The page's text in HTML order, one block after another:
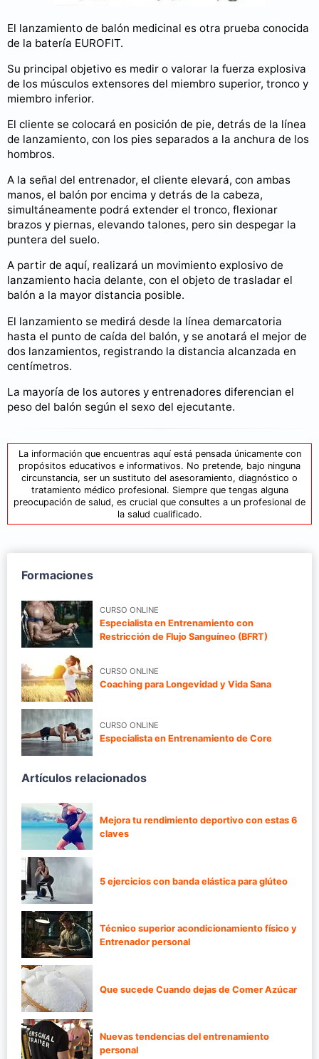
El lanzamiento de balón medicinal es otra prueba conocida
de la batería EUROFIT.
Su principal objetivo es medir o valorar la fuerza explosiva
de los músculos extensores del miembro superior, tronco y
miembro inferior.
El cliente se colocará en posición de pie, detrás de la línea
de lanzamiento, con los pies separados a la anchura de los
hombros.
A la señal del entrenador, el cliente elevará, con ambas
manos, el balón por encima y detrás de la cabeza,
simultáneamente podrá extender el tronco, flexionar
brazos y piernas, elevando talones, pero sin despegar la
puntera del suelo.
A partir de aquí, realizará un movimiento explosivo de
lanzamiento hacia delante, con el objeto de trasladar el
balón a la mayor distancia posible.
El lanzamiento se medirá desde la línea demarcatoria
hasta el punto de caída del balón, y se anotará el mejor de
dos lanzamientos, registrando la distancia alcanzada en
centímetros.
La mayoría de los autores y entrenadores diferencian el
peso del balón según el sexo del ejecutante.
La información que encuentras aquí está pensada únicamente con
propósitos educativos e informativos. No pretende, bajo ninguna
circunstancia, ser un sustituto del asesoramiento, diagnóstico o
tratamiento médico profesional. Siempre que tengas alguna
preocupación de salud, es crucial que consultes a un profesional de
la salud cualificado.
Formaciones
CURSO ONLINE
Especialista en Entrenamiento con
Restricción de Flujo Sanguíneo (BFRT)
CURSO ONLINE
Coaching para Longevidad y Vida Sana
CURSO ONLINE
Especialista en Entrenamiento de Core
Artículos relacionados
Mejora tu rendimiento deportivo con estas 6
claves
5 ejercicios con banda elástica para glúteo
Técnico superior acondicionamiento físico y
Entrenador personal
Que sucede Cuando dejas de Comer Azúcar
Nuevas tendencias del entrenamiento
personal